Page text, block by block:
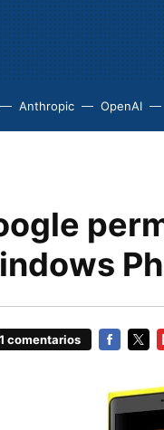
Anthropic OpenAI
comentarios